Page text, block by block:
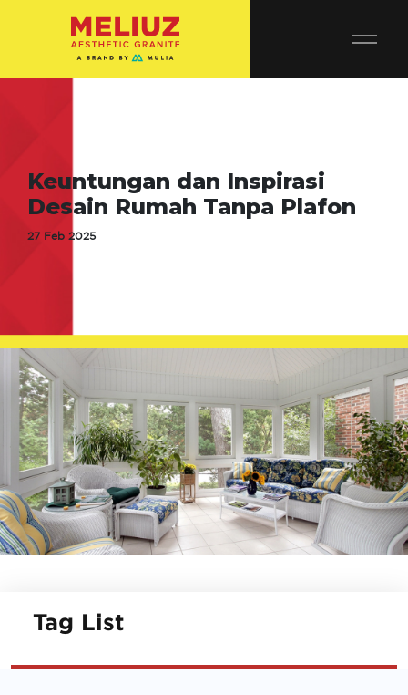
Keuntungan dan Inspirasi
Desain Rumah Tanpa Plafon
27 Feb 2025
Tag List